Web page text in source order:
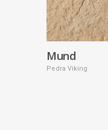
Mund
Pedra Viking